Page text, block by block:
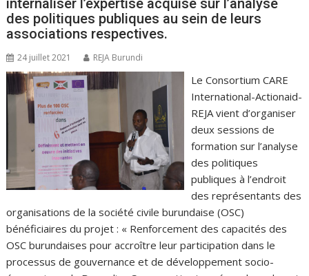
internaliser l’expertise acquise sur l’analyse
des politiques publiques au sein de leurs
associations respectives.
24 juillet 2021 REJA Burundi
Le Consortium CARE
International-Actionaid-
REJA vient d’organiser
deux sessions de
formation sur l’analyse
des politiques
publiques à l’endroit
des représentants des
organisations de la société civile burundaise (OSC)
bénéficiaires du projet : « Renforcement des capacités des
OSC burundaises pour accroître leur participation dans le
processus de gouvernance et de développement socio-